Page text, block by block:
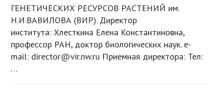
ГЕНЕТИЧЕСКИХ РЕСУРСОВ РАСТЕНИЙ им.
Н.И.ВАВИЛОВА (ВИР). Директор
института: Хлесткина Елена Константиновна,
профессор РАН, доктор биологических наук. e-
mail: director@vir.nw.ru Приемная директора: Тел:
…